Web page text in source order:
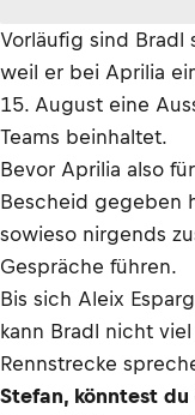
Vorläufig sind Bradl
weil er bei Aprilia
15. August eine
Teams beinhaltet.
Bevor Aprilia also
Bescheid gegeben
sowieso nirgends
Gespräche führen.
Bis sich Aleix
kann Bradl nicht
Rennstrecke
Stefan, könntest